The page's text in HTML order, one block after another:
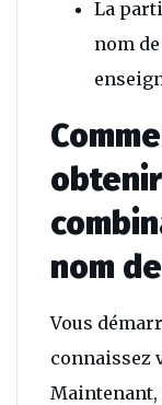
La
nom
nom
Vous
connaissez